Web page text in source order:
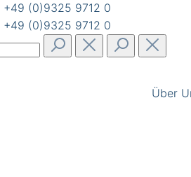
+49 (0)9325 9712 0
+49 (0)9325 9712 0
Über